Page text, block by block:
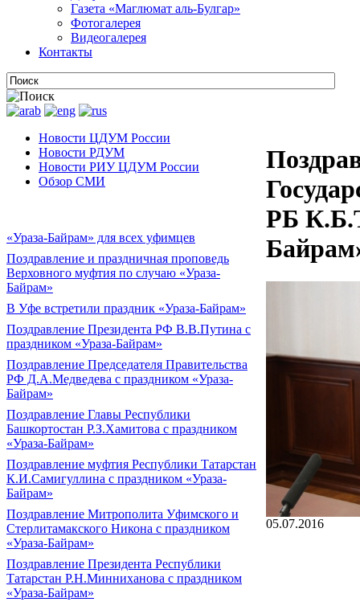
Газета «Маглюмат аль-Булгар»
Фотогалерея
Видеогалерея
Контакты
Новости ЦДУМ России
Новости РДУМ
Новости РИУ ЦДУМ России
Обзор СМИ
«Ураза-Байрам» для всех уфимцев
Поздравление и праздничная проповедь
Верховного муфтия по случаю «Ураза-
Байрам»
В Уфе встретили праздник «Ураза-Байрам»
Поздравление Президента РФ В.В.Путина с
праздником «Ураза-Байрам»
Поздравление Председателя Правительства
РФ Д.А.Медведева с праздником «Ураза-
Байрам»
Поздравление Главы Республики
Башкортостан Р.З.Хамитова с праздником
«Ураза-Байрам»
Поздравление муфтия Республики Татарстан
К.И.Самигуллина с праздником «Ураза-
Байрам»
Поздравление Митрополита Уфимского и
Стерлитамакского Никона с праздником
«Ураза-Байрам»
Поздравление Президента Республики
Татарстан Р.Н.Минниханова с праздником
«Ураза-Байрам»
РБ
05.07.2016